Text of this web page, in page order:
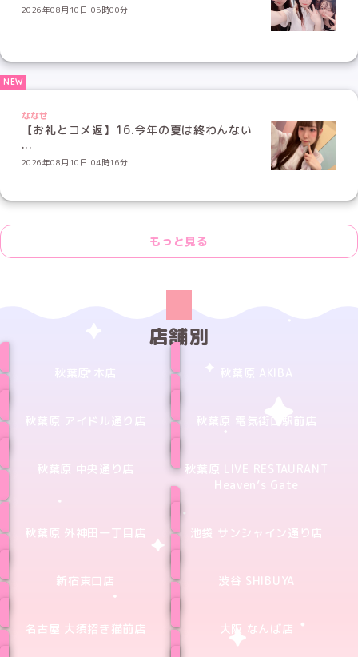
2026年08月10日 05時00分
ななせ
【お礼とコメ返】16.今年の夏は終わんない
...
2026年08月10日 04時16分
もっと見る
店舗別
秋葉原 アイドル通り店 秋葉原 電気街口駅前店
秋葉原 中央通り店
秋葉原 LIVE RESTAURANT
Heaven’s Gate
秋葉原 外神田一丁目店 池袋 サンシャイン通り店
新宿東口店 渋谷 SHIBUYA
名古屋 大須招き猫前店 大阪 なんば店